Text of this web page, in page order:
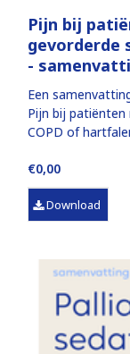
Pijn bij
gevorderde
-
Een
Pijn bij
COPD of
€0,00
Download